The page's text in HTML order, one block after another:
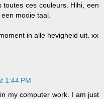
ces couleurs. Hihi, een
mooie taal.
in alle hevigheid uit. xx
1:44 PM
my computer work. I am just